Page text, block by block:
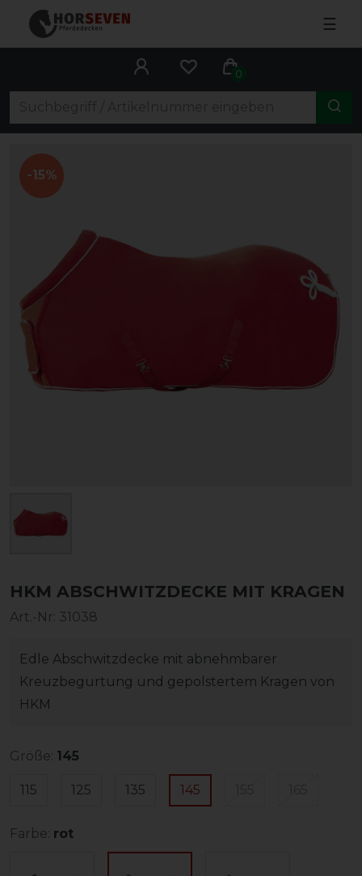
☰
0
-15%
HKM ABSCHWITZDECKE MIT KRAGEN
Art.-Nr: 31038
Edle Abschwitzdecke mit abnehmbarer
Kreuzbegurtung und gepolstertem Kragen von
HKM
Größe: 145
115 125 135 145
Farbe: rot